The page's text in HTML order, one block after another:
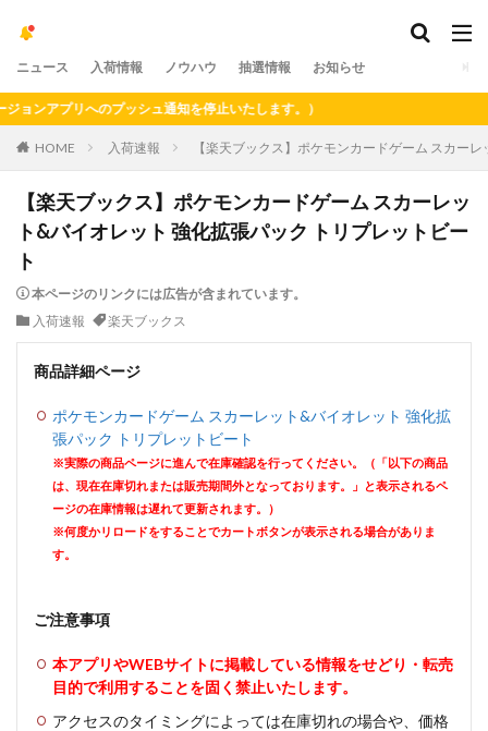
ニュース 入荷情報 ノウハウ 抽選情報 お知らせ
プリへのプッシュ通知を停止いたします。）
HOME 入荷速報 【楽天ブックス】ポケモンカードゲーム スカー
【楽天ブックス】ポケモンカードゲーム スカーレッ
ト&バイオレット 強化拡張パック トリプレットビー
ト
本ページのリンクには広告が含まれています。
入荷速報
楽天ブックス
商品詳細ページ
ポケモンカードゲーム スカーレット&バイオレット 強化拡
張パック トリプレットビート
※実際の商品ページに進んで在庫確認を行ってください。（「以下の商品
は、現在在庫切れまたは販売期間外となっております。」と表示されるペ
ージの在庫情報は遅れて更新されます。）
※何度かリロードをすることでカートボタンが表示される場合がありま
す。
ご注意事項
本アプリやWEBサイトに掲載している情報をせどり・転売
目的で利用することを固く禁止いたします。
アクセスのタイミングによっては在庫切れの場合や、価格